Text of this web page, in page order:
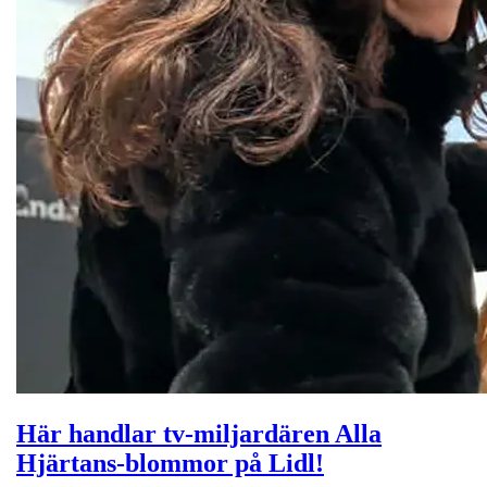
Här handlar tv-miljardären Alla
Hjärtans-blommor på Lidl!